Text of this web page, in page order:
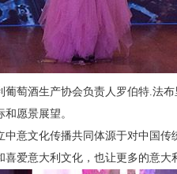
酒生产协会负责人罗伯特.法布
愿景展望。
文化传播共同体源于对中国传
爱意大利文化，也让更多的意大